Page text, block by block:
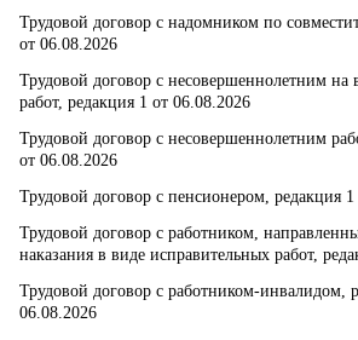
Трудовой договор с надомником по
от 06.08.2026
Трудовой договор с несовершеннолетним на
работ, редакция 1 от 06.08.2026
Трудовой договор с несовершеннолетним
от 06.08.2026
Трудовой договор с пенсионером, редакция
Трудовой договор с работником,
наказания в виде исправительных работ,
Трудовой договор с работником-инвалидом,
06.08.2026